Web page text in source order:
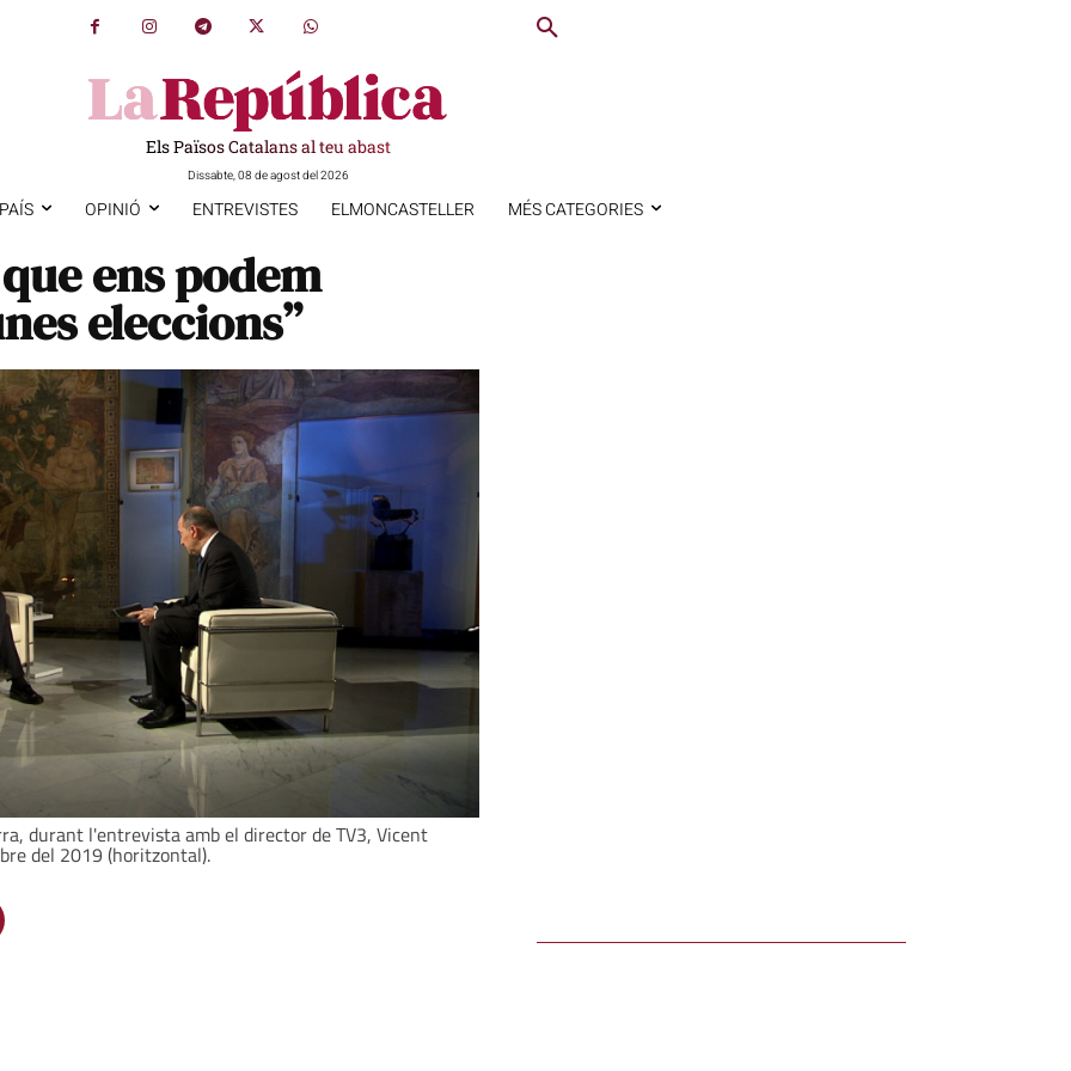
Els Països Catalans al teu abast
Dissabte, 08 de agost del 2026
OPINIÓ ENTREVISTES ELMONCASTELLER MÉS CATEGORIES
ens podem
eleccions”
durant l'entrevista amb el director de TV3, Vicent
del 2019 (horitzontal).